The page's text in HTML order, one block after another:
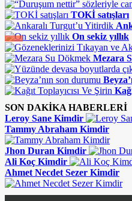
TOKİ satışları
On sekiz yıllık
Mezara
SON DAKİKA HABERLERİ
Leroy Sane Kimdir
Tammy Abraham Kimdir
Jhon Duran Kimdir
Ali Koç Kimdir
Ahmet Necdet Sezer Kimdir